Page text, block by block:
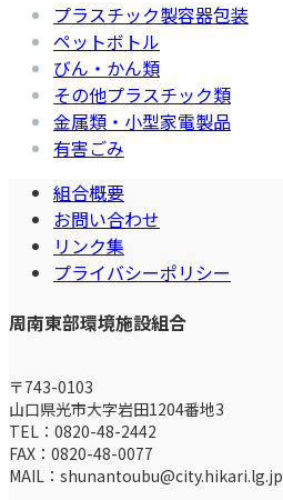
プラスチック製容器包装
ペットボトル
びん・かん類
その他プラスチック類
金属類・小型家電製品
有害ごみ
組合概要
お問い合わせ
リンク集
プライバシーポリシー
周南東部環境施設組合
〒743-0103
山口県光市大字岩田1204番地3
TEL：0820-48-2442
FAX：0820-48-0077
MAIL：shunantoubu@city.hikari.lg.jp